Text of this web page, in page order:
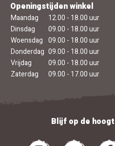
Openingstijden winkel
Maandag
12.00 - 18.00 uur
Dinsdag
09.00 - 18.00 uur
Woensdag 09.00 - 18.00 uur
Donderdag 09.00 - 18.00 uur
Vrijdag
09.00 - 18.00 uur
Zaterdag
09.00 - 17.00 uur
Blijf op de